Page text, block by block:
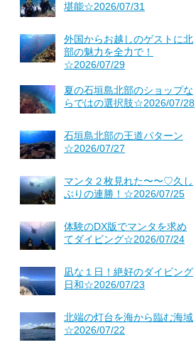
堪能☆2026/07/31
外国からお越しのゲストに北
部の魅力を全力で！
☆2026/07/29
夏の石垣島北部のショップな
らではの選択肢☆2026/07/28
石垣島北部の王道パターン
☆2026/07/27
マンタ２枚見れた〜〜♡久し
ぶりの連勝！☆2026/07/25
体験のDX版でマンタを求め
てダイビング☆2026/07/24
凪な１日！絶好のダイビング
日和☆2026/07/23
北端の灯台を海から臨む海域
☆2026/07/22